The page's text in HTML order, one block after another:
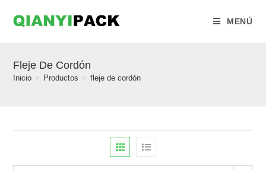
MENÚ
Fleje De Cordón
Inicio > Productos > fleje de cordón